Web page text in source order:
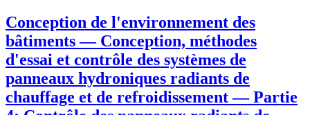
Conception de l'environnement des
bâtiments — Conception, méthodes
d'essai et contrôle des systèmes de
panneaux hydroniques radiants de
chauffage et de refroidissement — Partie